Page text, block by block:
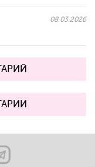
08.03.2026